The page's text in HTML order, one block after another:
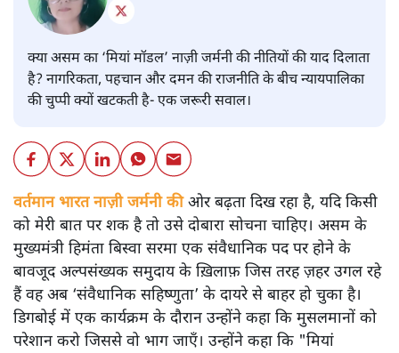
क्या असम का ‘मियां मॉडल’ नाज़ी जर्मनी की नीतियों की याद दिलाता
है? नागरिकता, पहचान और दमन की राजनीति के बीच न्यायपालिका
की चुप्पी क्यों खटकती है- एक जरूरी सवाल।
वर्तमान भारत नाज़ी जर्मनी कीओर बढ़ता दिख रहा है, यदि किसी
को मेरी बात पर शक है तो उसे दोबारा सोचना चाहिए। असम के
मुख्यमंत्री हिमंता बिस्वा सरमा एक संवैधानिक पद पर होने के
बावजूद अल्पसंख्यक समुदाय के ख़िलाफ़ जिस तरह ज़हर उगल रहे
हैं वह अब ‘संवैधानिक सहिष्णुता’ के दायरे से बाहर हो चुका है।
डिगबोई में एक कार्यक्रम के दौरान उन्होंने कहा कि मुसलमानों को
परेशान करो जिससे वो भाग जाएँ। उन्होंने कहा कि "मियां